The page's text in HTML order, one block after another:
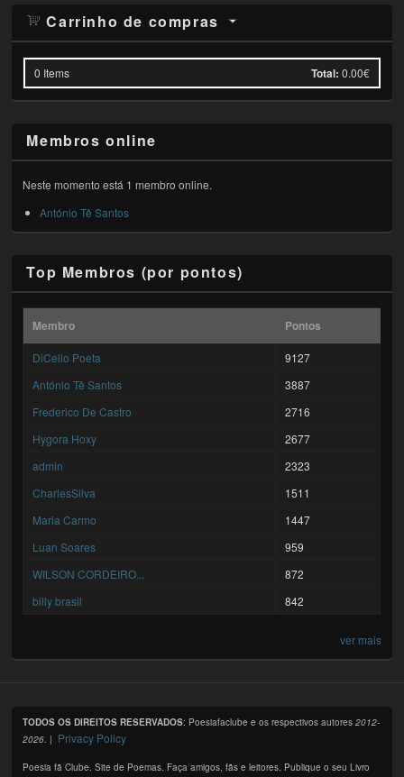
Carrinho de compras
0 Items Total: 0.00€
Membros online
Neste momento está 1 membro online.
António Tê Santos
Top Membros (por pontos)
Membro Pontos
DiCello Poeta
9127
António Tê Santos
3887
Frederico De Castro
2716
Hygora Hoxy
2677
admin
2323
CharlesSilva
1511
Maria Carmo
1447
Luan Soares
959
WILSON CORDEIRO...
872
billy brasil
842
ver mais
TODOS OS DIREITOS RESERVADOS: Poesiafaclube e os respectivos autores2012-
2026. | Privacy Policy
Poesia fã Clube. Site de Poemas. Faça amigos, fãs e leitores. Publique o seu Livro